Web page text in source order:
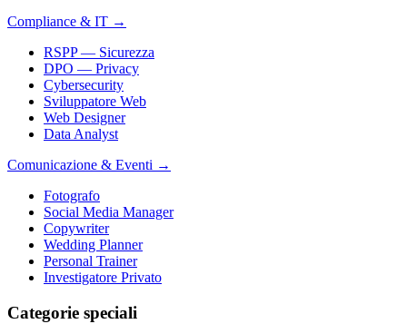
Compliance & IT →
RSPP — Sicurezza
DPO — Privacy
Cybersecurity
Sviluppatore Web
Web Designer
Data Analyst
Comunicazione & Eventi →
Fotografo
Social Media Manager
Copywriter
Wedding Planner
Personal Trainer
Investigatore Privato
Categorie speciali